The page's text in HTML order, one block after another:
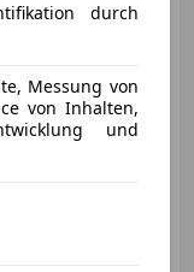
1
durch
Messung von
von Inhalten,
und